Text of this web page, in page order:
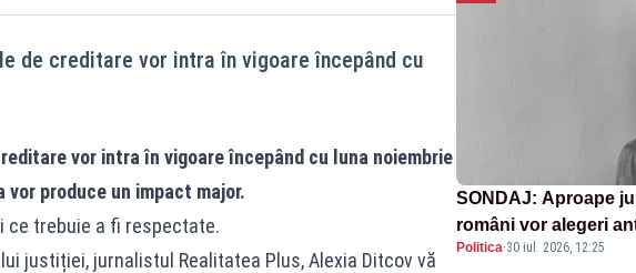
de creditare vor intra în vigoare începând cu
vor intra în vigoare începând cu luna noiembrie
produce un impact major.
ce trebuie a fi respectate.
justiției, jurnalistul Realitatea Plus, Alexia Ditcov vă
SONDAJ: Aproape
români vor alegeri
Politica·30 iul. 2026, 12:25